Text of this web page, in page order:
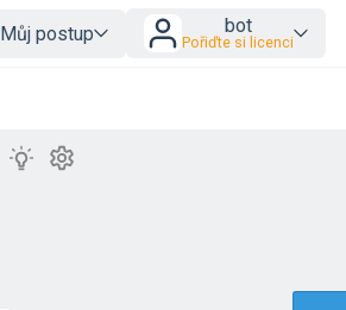
Můj postup bot
Pořiďte si licenci